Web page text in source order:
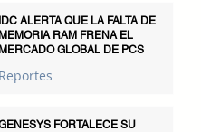
IDC ALERTA QUE LA FALTA DE
MEMORIA RAM FRENA EL
MERCADO GLOBAL DE PCS
Reportes
FORTALECE SU